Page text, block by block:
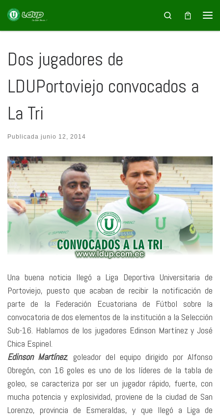
Saltar al contenido Search
Dos jugadores de
LDUPortoviejo convocados a
La Tri
Publicada junio 12, 2014
Una buena noticia llegó a Liga Deportiva Universitaria de
Portoviejo, puesto que acaban de recibir la notificación de
parte de la Federación Ecuatoriana de Fútbol sobre la
convocatoria de dos elementos de la institución a la Selección
Sub-16. Hablamos de los jugadores Edinson Martínez y José
Chica Espinel.
Edinson Martínez, goleador del equipo dirigido por Alfonso
Obregón, con 16 goles es uno de los líderes de la tabla de
goleo, se caracteriza por ser un jugador rápido, fuerte, con
mucha potencia y explosividad, proviene de la ciudad de San
Lorenzo, provincia de Esmeraldas, y que llegó a Liga de